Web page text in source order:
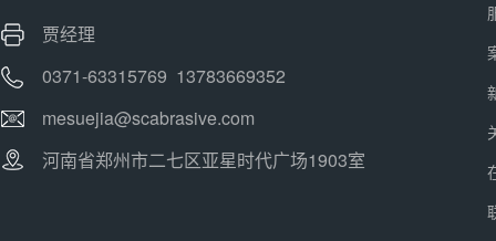
贾经理
0371-63315769 13783669352
mesuejia@scabrasive.com
河南省郑州市二七区亚星时代广场1903室